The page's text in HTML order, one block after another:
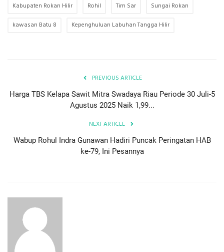
Kabupaten Rokan Hilir
Rohil Tim Sar
Sungai Rokan
kawasan Batu 8
Kepenghuluan Labuhan Tangga Hilir
PREVIOUS ARTICLE
Harga TBS Kelapa Sawit Mitra Swadaya Riau Periode 30 Juli-5
Agustus 2025 Naik 1,99...
NEXT ARTICLE
Wabup Rohul Indra Gunawan Hadiri Puncak Peringatan HAB
ke-79, Ini Pesannya